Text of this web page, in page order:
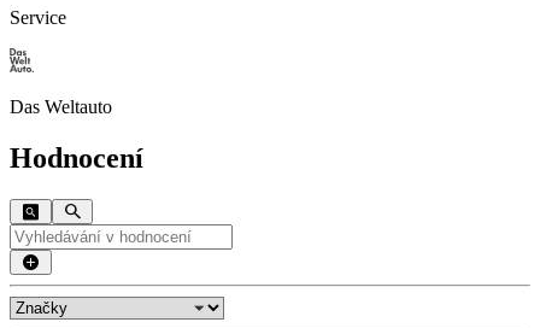
Service
Das Weltauto
Hodnocení